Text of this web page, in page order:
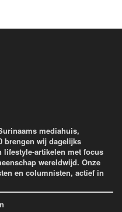
mediahuis,
brengen wij dagelijks
lifestyle-artikelen met focus
wereldwijd. Onze
en columnisten, actief in